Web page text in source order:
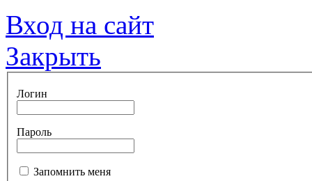
Вход на сайт
Закрыть
Логин
Пароль
Запомнить меня